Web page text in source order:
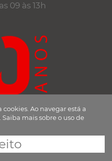
09 às 13h
1998
consigo
Ao navegar está a
Saiba mais sobre o uso de